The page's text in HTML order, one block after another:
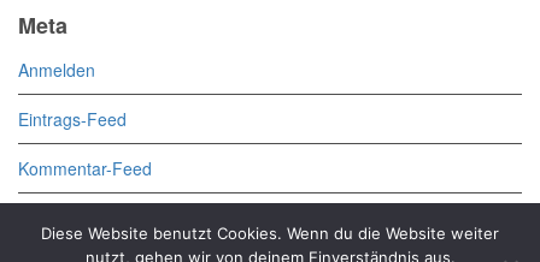
Meta
Anmelden
Eintrags-Feed
Kommentar-Feed
Diese Website benutzt Cookies. Wenn du die Website weiter
nutzt, gehen wir von deinem Einverständnis aus.